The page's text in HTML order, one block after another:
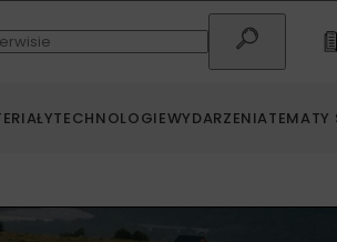
TECHNOLOGIEWYDARZENIATEMATY